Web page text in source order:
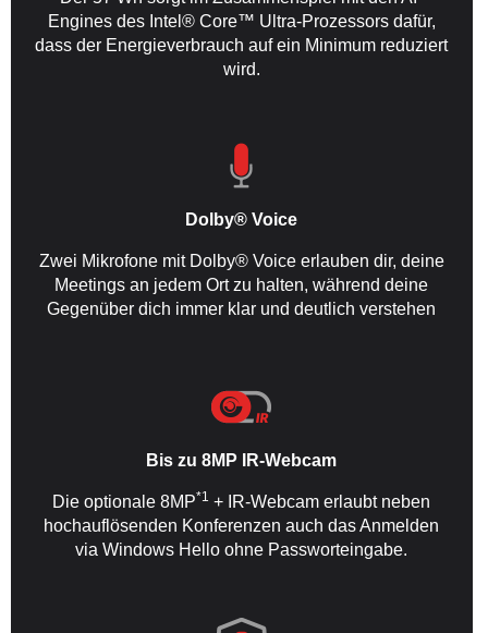
Engines des Intel® Core™ Ultra-Prozessors dafür,
dass der Energieverbrauch auf ein Minimum reduziert
wird.
Dolby® Voice
Zwei Mikrofone mit Dolby® Voice erlauben dir, deine
Meetings an jedem Ort zu halten, während deine
Gegenüber dich immer klar und deutlich verstehen
Bis zu 8MP IR-Webcam
Die optionale 8MP*1 + IR-Webcam erlaubt neben
hochauflösenden Konferenzen auch das Anmelden
via Windows Hello ohne Passworteingabe.